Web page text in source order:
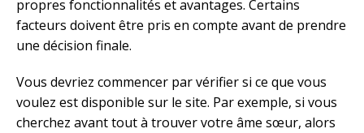
propres fonctionnalités et avantages. Certains
facteurs doivent être pris en compte avant de prendre
une décision finale.
Vous devriez commencer par vérifier si ce que vous
voulez est disponible sur le site. Par exemple, si vous
cherchez avant tout à trouver votre âme sœur, alors